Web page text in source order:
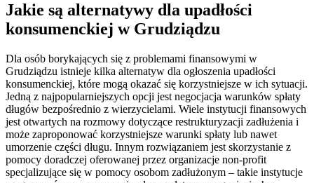
Jakie są alternatywy dla upadłości
konsumenckiej w Grudziądzu
Dla osób borykających się z problemami finansowymi w
Grudziądzu istnieje kilka alternatyw dla ogłoszenia upadłości
konsumenckiej, które mogą okazać się korzystniejsze w ich sytuacji.
Jedną z najpopularniejszych opcji jest negocjacja warunków spłaty
długów bezpośrednio z wierzycielami. Wiele instytucji finansowych
jest otwartych na rozmowy dotyczące restrukturyzacji zadłużenia i
może zaproponować korzystniejsze warunki spłaty lub nawet
umorzenie części długu. Innym rozwiązaniem jest skorzystanie z
pomocy doradczej oferowanej przez organizacje non-profit
specjalizujące się w pomocy osobom zadłużonym – takie instytucje